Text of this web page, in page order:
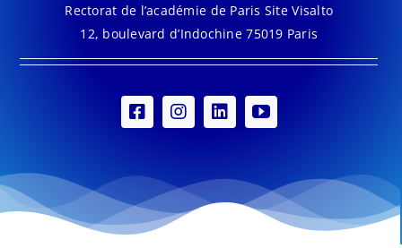
Rectorat de l’académie de Paris Site Visalto
12, boulevard d’Indochine 75019 Paris